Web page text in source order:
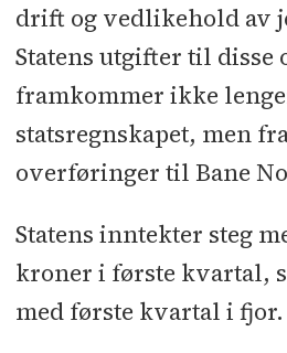
drift og vedlikehold av
Statens utgifter til disse
framkommer ikke
statsregnskapet, men
overføringer til Bane
Statens inntekter steg
kroner i første kvartal,
med første kvartal i fjor.